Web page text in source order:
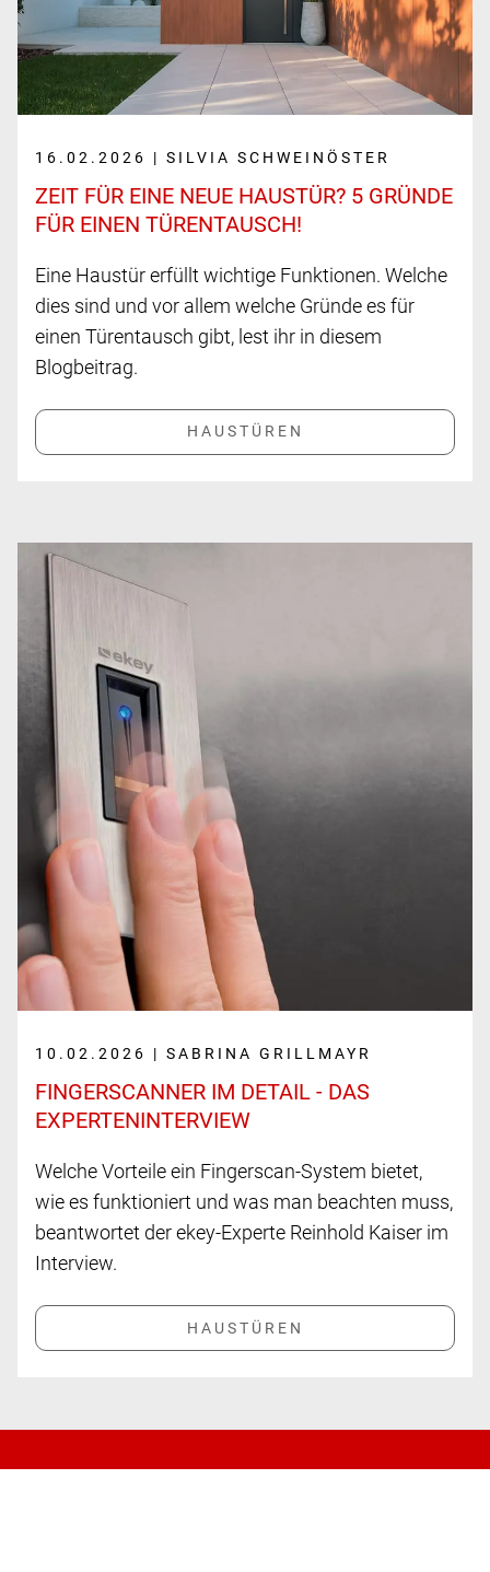
16.02.2026 | SILVIA SCHWEINÖSTER
ZEIT FÜR EINE NEUE HAUS­TÜR? 5 GRÜNDE
FÜR EINEN TÜREN­TAUSCH!
Eine Haustür erfüllt wichtige Funktionen. Welche
dies sind und vor allem welche Gründe es für
einen Türentausch gibt, lest ihr in diesem
Blogbeitrag.
10.02.2026 | SABRINA GRILLMAYR
FINGERSCANNER IM DETAIL - DAS
EXPERTENINTERVIEW
Welche Vorteile ein Fingerscan-System bietet,
wie es funktioniert und was man beachten muss,
beantwortet der ekey-Experte Reinhold Kaiser im
Interview.